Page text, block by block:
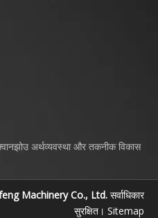
अर्थव्यवस्था और तकनीक विकास
Machinery Co., Ltd. सर्वाधिकार
सुरक्षित। Sitemap